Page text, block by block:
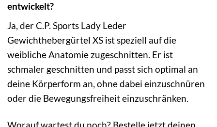
entwickelt?
Ja, der C.P. Sports Lady Leder
Gewichthebergürtel XS ist speziell auf die
weibliche Anatomie zugeschnitten. Er ist
schmaler geschnitten und passt sich optimal an
deine Körperform an, ohne dabei einzuschnüren
oder die Bewegungsfreiheit einzuschränken.
Worauf wartest du noch? Bestelle jetzt deinen